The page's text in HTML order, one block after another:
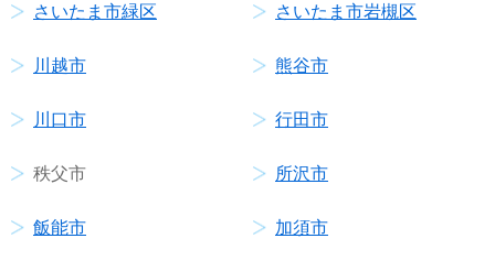
さいたま市緑区 さいたま市岩槻区
川越市 熊谷市
川口市 行田市
秩父市 所沢市
飯能市 加須市